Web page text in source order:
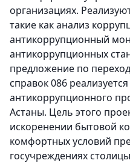
организациях.
такие как анализ
антикоррупционный
антикоррупционных
предложение по
справок 086
антикоррупционного
Астаны. Цель этого
искоренении бытовой
комфортных условий
госучреждениях